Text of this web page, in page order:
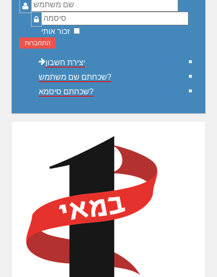
שם
משתמש
סיסמה
זכור אותי
התחברות
יצירת חשבון
שכחתם שם משתמש?
שכחתם סיסמא?